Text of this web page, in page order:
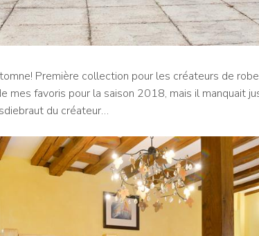
Première collection pour les créateurs de
mes favoris pour la saison 2018, mais il manquait
du créateur…